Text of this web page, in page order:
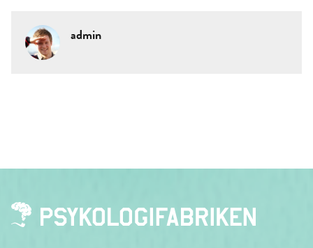
admin